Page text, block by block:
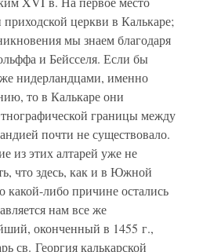
церкви в Калькаре;
мы знаем благодаря
и Бейсселя. Если бы
нидерландцами, именно
то в Калькаре они
границы между
почти не существовало.
из этих алтарей уже не
что здесь, как и в Южной
какой-либо причине остались
нам все же
оконченный в 1455 г.,
св. Георгия калькарской